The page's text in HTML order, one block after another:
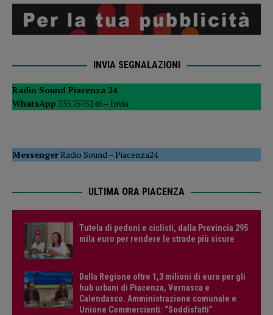
INVIA SEGNALAZIONI
Radio Sound Piacenza 24
WhatsApp 333 7575246 – Invia
MessengerRadio Sound –Piacenza24
ULTIMA ORA PIACENZA
Tutela di pedoni e ciclisti, dalla Provincia 295
mila euro per rendere le strade più sicure
Dalla Regione oltre 1,3 milioni di euro per gli
hub urbani di Piacenza, Vernasca e
Calendasco. Amministrazione comunale e
Unione Commercianti: “Soddisfatti”